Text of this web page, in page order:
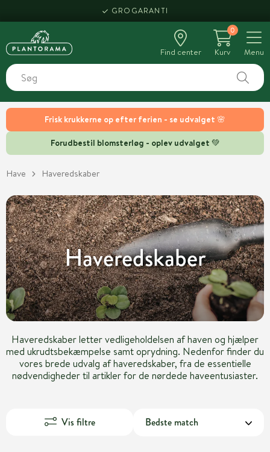
Frisk krukkerne op efter ferien - se udvalget 🌸
Forudbestil blomsterløg - oplev udvalget 💚
HENT SAMME DAG
Find center
0
Kurv
Menu
Have Haveredskaber
Haveredskaber
Haveredskaber letter vedligeholdelsen af haven og hjælper
med ukrudtsbekæmpelse samt oprydning. Nedenfor finder du
vores brede udvalg af haveredskaber, fra de essentielle
nødvendigheder til artikler for de nørdede haveentusiaster.
Vis filtre